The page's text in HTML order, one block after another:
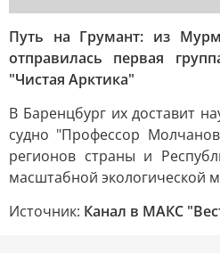
Путь на Грумант: из
отправилась первая
"Чистая Арктика"
В Баренцбург их доставит
судно "Профессор
регионов страны и
масштабной экологической
Источник: Канал в МАКС